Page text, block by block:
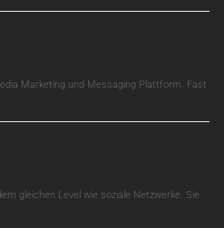
Marketing und Messaging Plattform. Fast
gleichen Level wie soziale Netzwerke. Sie